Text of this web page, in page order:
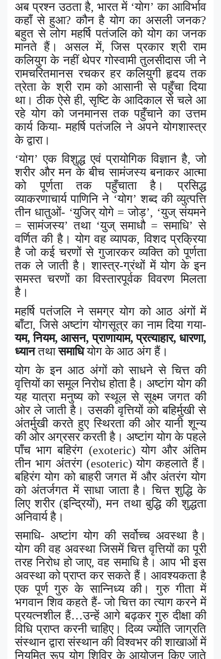
अब प्रश्न उठता है, भारत में ‘योग’ का आविर्भाव
कहाँ से हुआ?कौन है योग का असली जनक?
बहुत से लोग महर्षि पतंजलि को योग का जनक
मानते हैं। असल में,जिस प्रकार श्री राम
कलियुग के नहीं थेपर गोस्वामी तुलसीदास जी ने
रामचरितमानस रचकर हर कलियुगी हृदय तक
त्रेता के श्री राम को आसानी से पहुँचा दिया
था। ठीक ऐसे ही,सृष्टि के आदिकाल से चले आ
रहे योग को जनमानस तक पहुँचाने का उत्तम
कार्य किया- महर्षि पतंजलि ने अपने योगशास्त्र
के द्वारा।
‘योग’ एक विशुद्ध एवं प्रायोगिक विज्ञान है,जो
शरीर और मन के बीच सामंजस्य बनाकर आत्मा
को पूर्णता तक पहुँचाता है। प्रसिद्ध
व्याकरणाचार्य पाणिनि ने ‘योग’ शब्द की व्युत्पत्ति
तीन धातुओं- ‘युजिर् योगे = जोड़’, ‘युज् संयमने
= सामंजस्य’ तथा ‘युज् समाधौ = समाधि’ से
वर्णित की है। योग वह व्यापक,विशद प्रक्रिया
है जो कई चरणों से गुजारकर व्यक्ति को पूर्णता
तक ले जाती है। शास्त्र-ग्रंथों में योग के इन
समस्त चरणों का विस्तारपूर्वक विवरण मिलता
है।
महर्षि पतंजलि ने समग्र योग को आठ अंगों में
बाँटा,जिसे अष्टांग योगसूत्र का नाम दिया गया-
यम,नियम,आसन,प्राणायाम,प्रत्याहार, धारणा,
ध्यानतथासमाधियोग के आठ अंग हैं।
योग के इन आठ अंगों को साधने से चित्त की
वृत्तियों का समूल निरोध होता है। अष्टांग योग की
यह यात्रा मनुष्य को स्थूल से सूक्ष्म जगत की
ओर ले जाती है। उसकी वृत्तियों को बहिर्मुखी से
अंतर्मुखी करते हुए स्थिरता की ओर यानी शून्य
की ओर अग्रसर करती है। अष्टांग योग के पहले
पाँच भाग बहिरंग (exoteric)योग और अंतिम
तीन भाग अंतरंग (esoteric)योग कहलाते हैं।
बहिरंग योग को बाहरी जगत में और अंतरंग योग
को अंतर्जगत में साधा जाता है। चित्त शुद्धि के
लिए शरीर (इन्द्रियों),मन तथा बुद्धि की शुद्धता
अनिवार्य है।
समाधि- अष्टांग योग की सर्वोच्च अवस्था है।
योग की वह अवस्था जिसमें चित्त वृत्तियों का पूरी
तरह निरोध हो जाए,वह समाधि है। आप भी इस
अवस्था को प्राप्त कर सकते हैं। आवश्यकता है
एक पूर्ण गुरु के सान्निध्य की। गुरु गीता में
भगवान शिव कहते हैं- जो चित्त का त्याग करने में
प्रयत्नशील हैं…उन्हें आगे बढ़कर गुरु दीक्षा की
विधि प्राप्त करनी चाहिए। दिव्य ज्योति जाग्रति
संस्थान द्वारा संस्थान की विश्वभर की शाखाओं में
नियमित रूप योग शिविर के आयोजन किए जाते